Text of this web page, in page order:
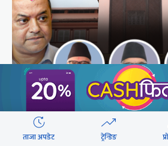
अब सर्वोच्चले कसरी गर्छ कांग्रेस
ताजा अपडेट ट्रेन्डिङ